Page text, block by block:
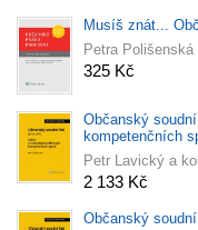
Musíš znát...
Petra
325 Kč
Občanský
kompetenčních
Petr Lavický a
2 133 Kč
Občanský